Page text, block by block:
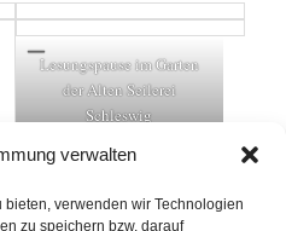
verwalten
verwenden wir Technologien
zu speichern bzw. darauf
Lesungspause im Garten
der Alten Seilerei
Schleswig